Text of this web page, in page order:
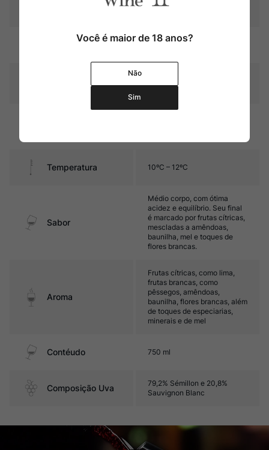
França
Amarelo palha com reflexos
13%
Temperatura 10ºC – 12ºC
Sabor
Médio corpo, com ótima
acidez e equilíbrio. Seu final
é marcado por frutas cítricas,
mescladas a amêndoas,
baunilha, mel e toques de
flores brancas.
Aroma
Frutas cítricas, como lima,
frutas brancas, como
pêssegos, amêndoas,
baunilha, flores brancas, além
de toques de especiarias,
minerais e de mel
Contéudo 750 ml
Composição Uva
79,2% Sémillon e 20,8%
Sauvignon Blanc
Você é maior de 18 anos?
Não
Sim